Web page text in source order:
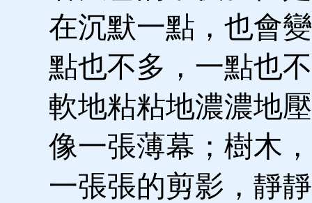
在沉默一點，也會
點也不多，一點也
軟地粘粘地濃濃地
像一張薄幕；樹木
一張張的剪影，靜